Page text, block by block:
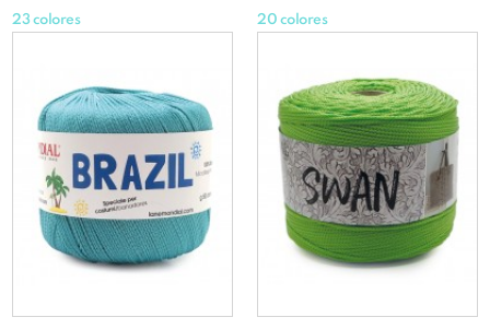
23 colores 20 colores